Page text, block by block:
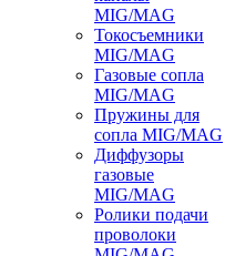
MIG/MAG
Токосъемники
MIG/MAG
Газовые сопла
MIG/MAG
Пружины для
сопла MIG/MAG
Диффузоры
газовые
MIG/MAG
Ролики подачи
проволоки